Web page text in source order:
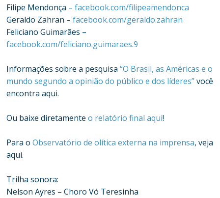
Filipe Mendonça –facebook.com/filipeamendonca
Geraldo Zahran –facebook.com/geraldo.zahran
Feliciano Guimarães –
facebook.com/feliciano.guimaraes.9
Informações sobre a pesquisa“O Brasil, as Américas e o
mundo segundo a opinião do público e dos líderes”você
encontra aqui.
Ou baixe diretamenteo relatório final aqui!
Para oObservatório de olítica externa na imprensa, veja
aqui.
Trilha sonora:
Nelson Ayres – Choro Vó Teresinha